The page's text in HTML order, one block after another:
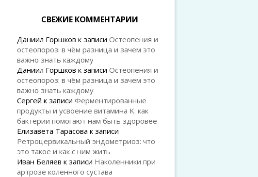
СВЕЖИЕ КОММЕНТАРИИ
Даниил Горшков к записи Остеопения и
остеопороз: в чём разница и зачем это
важно знать каждому
Даниил Горшков к записи Остеопения и
остеопороз: в чём разница и зачем это
важно знать каждому
Сергей к записи Ферментированные
продукты и усвоение витамина K: как
бактерии помогают нам быть здоровее
Елизавета Тарасова к записи
Ретроцервикальный эндометриоз: что
это такое и как с ним жить
Иван Беляев к записи Наколенники при
артрозе коленного сустава